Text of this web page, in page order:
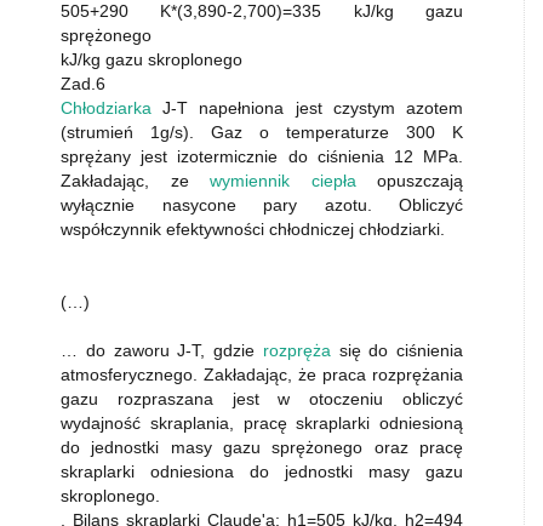
505+290 K*(3,890-2,700)=335 kJ/kg gazu
sprężonego
kJ/kg gazu skroplonego
Zad.6
Chłodziarka J-T napełniona jest czystym azotem
(strumień 1g/s). Gaz o temperaturze 300 K
sprężany jest izotermicznie do ciśnienia 12 MPa.
Zakładając, ze wymiennik ciepła opuszczają
wyłącznie nasycone pary azotu. Obliczyć
współczynnik efektywności chłodniczej chłodziarki.
(…)
… do zaworu J-T, gdzie rozpręża się do ciśnienia
atmosferycznego. Zakładając, że praca rozprężania
gazu rozpraszana jest w otoczeniu obliczyć
wydajność skraplania, pracę skraplarki odniesioną
do jednostki masy gazu sprężonego oraz pracę
skraplarki odniesiona do jednostki masy gazu
skroplonego.
, Bilans skraplarki Claude'a: h1=505 kJ/kg, h2=494